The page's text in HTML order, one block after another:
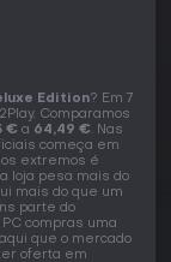
Edition? Em 7
Comparamos
€ a 64,49 €. Nas
começa em
extremos é
loja pesa mais do
mais do que um
parte do
compras uma
que o mercado
oferta em